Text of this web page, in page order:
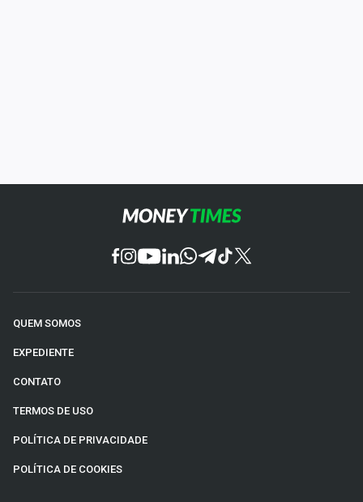
QUEM SOMOS
EXPEDIENTE
CONTATO
TERMOS DE USO
POLÍTICA DE PRIVACIDADE
POLÍTICA DE COOKIES